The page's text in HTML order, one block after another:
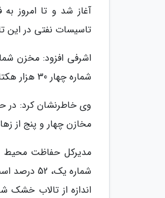
آغاز شد و تا امروز
تاسیسات نفتی در این تالاب، 120 هزار هکتار از مساحت تالاب هورالعظیم در بخش ایرانی، به
شماره چهار 30 هزار هکتار و مخزن شماره پنج 27 هزار هکتار مساحت دارند.
وی خاطرنشان کرد: در
مخازن چهار و پنج از
مدیرکل حفاظت محیط
اندازه از تالاب